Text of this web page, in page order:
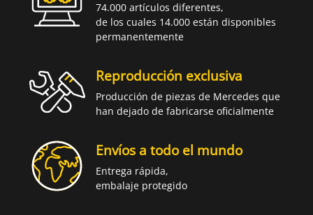
74.000 artículos diferentes,
de los cuales 14.000 están disponibles
permanentemente
Reproducción exclusiva
Producción de piezas de Mercedes que
han dejado de fabricarse oficialmente
Envíos a todo el mundo
Entrega rápida,
embalaje protegido